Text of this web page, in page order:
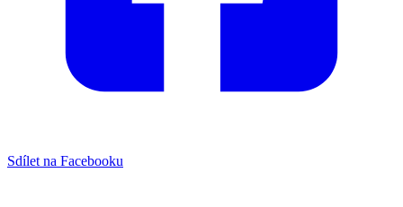
Sdílet na Facebooku